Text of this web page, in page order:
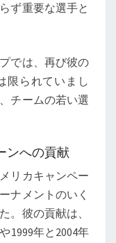
ず重要な選手と
では、再び彼の
限られていまし
チームの若い選
ンへの貢献
リカキャンペー
ナメントのいく
。彼の貢献は、
1999年と2004年